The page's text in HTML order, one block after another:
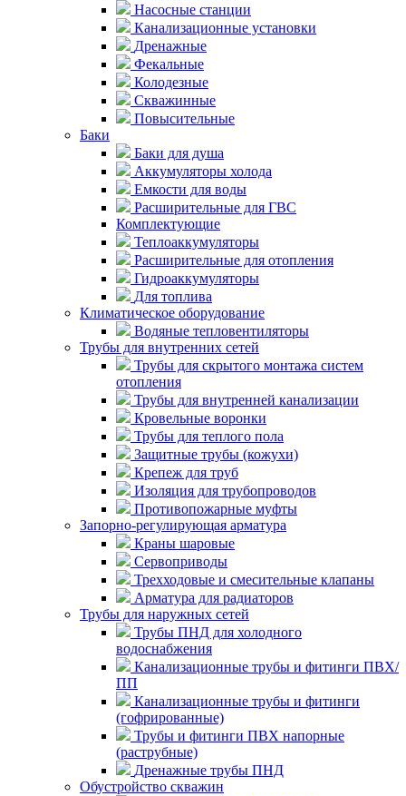
Насосные станции
Канализационные установки
Дренажные
Фекальные
Колодезные
Скважинные
Повысительные
Баки
Баки для душа
Аккумуляторы холода
Емкости для воды
Расширительные для ГВС
Комплектующие
Теплоаккумуляторы
Расширительные для отопления
Гидроаккумуляторы
Для топлива
Климатическое оборудование
Водяные тепловентиляторы
Трубы для внутренних сетей
Трубы для скрытого монтажа систем
отопления
Трубы для внутренней канализации
Кровельные воронки
Трубы для теплого пола
Защитные трубы (кожухи)
Крепеж для труб
Изоляция для трубопроводов
Противопожарные муфты
Запорно-регулирующая арматура
Краны шаровые
Сервоприводы
Трехходовые и смесительные клапаны
Арматура для радиаторов
Трубы для наружных сетей
Трубы ПНД для холодного
водоснабжения
Канализационные трубы и фитинги ПВХ/
ПП
Канализационные трубы и фитинги
(гофрированные)
Трубы и фитинги ПВХ напорные
(раструбные)
Дренажные трубы ПНД
Обустройство скважин